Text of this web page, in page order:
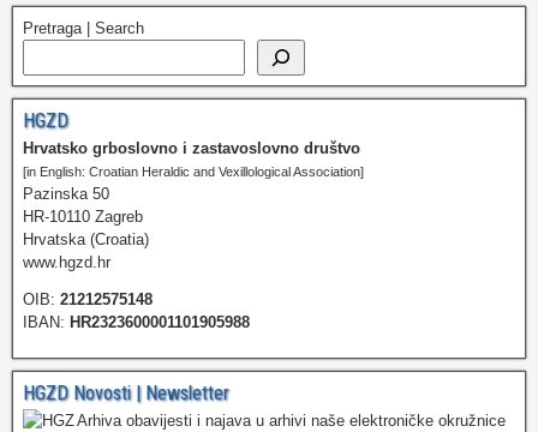
Pretraga | Search
HGZD
Hrvatsko grboslovno i zastavoslovno društvo
[in English: Croatian Heraldic and Vexillological Association]
Pazinska 50
HR-10110 Zagreb
Hrvatska (Croatia)
www.hgzd.hr
OIB: 21212575148
IBAN: HR2323600001101905988
HGZD Novosti | Newsletter
Arhiva obavijesti i najava u arhivi naše elektroničke okružnice